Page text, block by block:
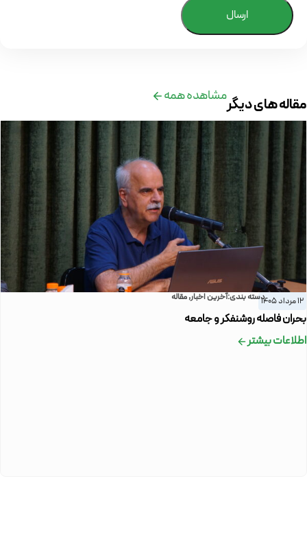
ارسال
مقاله های دیگرمشاهده همه
12 مرداد 1405 دسته بندی:آخرین اخبار,مقاله
بحران فاصله روشنفکر و جامعه
اطلاعات بیشتر